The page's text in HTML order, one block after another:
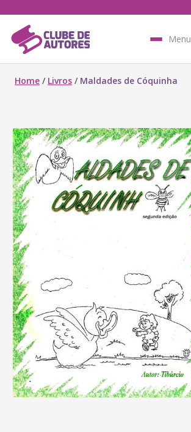
Menu
Home / Livros / Maldades de Cóquinha